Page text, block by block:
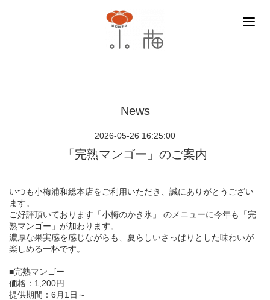
News
2026-05-26 16:25:00
「完熟マンゴー」のご案内
いつも小梅浦和総本店をご利用いただき、誠にありがとうござい
ます。
ご好評頂いております「小梅のかき氷」 のメニューに今年も「完
熟マンゴー」が加わります。
濃厚な果実感を感じながらも、夏らしいさっぱりとした味わいが
楽しめる一杯です。
■完熟マンゴー
価格：1,200円
提供期間：6月1日～